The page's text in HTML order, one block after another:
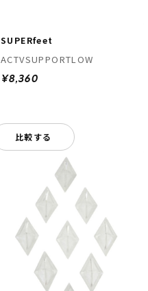
SUPERfeet
ACTVSUPPORTLOW
¥8,360
比較する